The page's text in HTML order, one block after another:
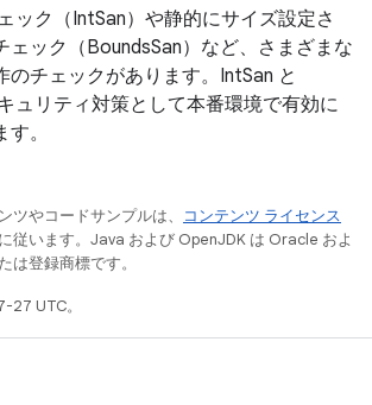
ック（IntSan）や静的にサイズ設定さ
ェック（BoundsSan）など、さまざまな
のチェックがあります。IntSan と
ュリティ対策として本番環境で有効に
。
ツやコードサンプルは、
コンテンツ ライセンス
従います。Java および OpenJDK は Oracle およ
は登録商標です。
UTC。